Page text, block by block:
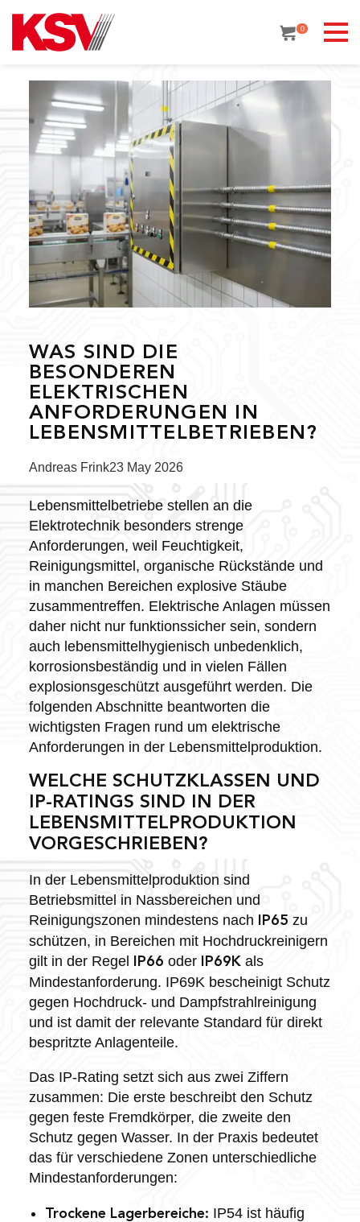
content
0
WAS SIND DIE
BESONDEREN
ELEKTRISCHEN
ANFORDERUNGEN IN
LEBENSMITTELBETRIEBEN?
Posted
Andreas Frink23 May 2026
Lebensmittelbetriebe stellen an die
Elektrotechnik besonders strenge
Anforderungen, weil Feuchtigkeit,
Reinigungsmittel, organische Rückstände und
in manchen Bereichen explosive Stäube
zusammentreffen. Elektrische Anlagen müssen
daher nicht nur funktionssicher sein, sondern
auch lebensmittelhygienisch unbedenklich,
korrosionsbeständig und in vielen Fällen
explosionsgeschützt ausgeführt werden. Die
folgenden Abschnitte beantworten die
wichtigsten Fragen rund um elektrische
Anforderungen in der Lebensmittelproduktion.
WELCHE SCHUTZKLASSEN UND
IP-RATINGS SIND IN DER
LEBENSMITTELPRODUKTION
VORGESCHRIEBEN?
In der Lebensmittelproduktion sind
Betriebsmittel in Nassbereichen und
Reinigungszonen mindestens nach
IP65 zu
schützen, in Bereichen mit Hochdruckreinigern
gilt in der Regel
IP66 oder IP69Kals
Mindestanforderung. IP69K bescheinigt Schutz
gegen Hochdruck- und Dampfstrahlreinigung
und ist damit der relevante Standard für direkt
bespritzte Anlagenteile.
Das IP-Rating setzt sich aus zwei Ziffern
zusammen: Die erste beschreibt den Schutz
gegen feste Fremdkörper, die zweite den
Schutz gegen Wasser. In der Praxis bedeutet
das für verschiedene Zonen unterschiedliche
Mindestanforderungen:
Trockene Lagerbereiche: IP54 ist häufig